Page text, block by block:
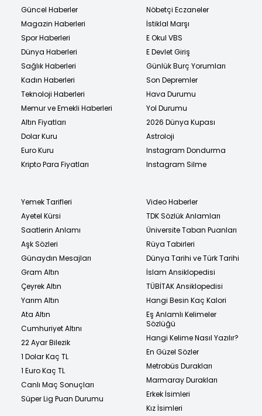
Güncel Haberler
Magazin Haberleri
Spor Haberleri
Dünya Haberleri
Sağlık Haberleri
Kadın Haberleri
Teknoloji Haberleri
Memur ve Emekli Haberleri
Altın Fiyatları
Dolar Kuru
Euro Kuru
Kripto Para Fiyatları
Nöbetçi Eczaneler
İstiklal Marşı
E Okul VBS
E Devlet Giriş
Günlük Burç Yorumları
Son Depremler
Hava Durumu
Yol Durumu
2026 Dünya Kupası
Astroloji
Instagram Dondurma
Instagram Silme
Yemek Tarifleri
Ayetel Kürsi
Saatlerin Anlamı
Aşk Sözleri
Günaydın Mesajları
Gram Altın
Çeyrek Altın
Yarım Altın
Ata Altın
Cumhuriyet Altını
22 Ayar Bilezik
1 Dolar Kaç TL
1 Euro Kaç TL
Canlı Maç Sonuçları
Süper Lig Puan Durumu
Video Haberler
TDK Sözlük Anlamları
Üniversite Taban Puanları
Rüya Tabirleri
Dünya Tarihi ve Türk Tarihi
İslam Ansiklopedisi
TÜBİTAK Ansiklopedisi
Hangi Besin Kaç Kalori
Eş Anlamlı Kelimeler
Sözlüğü
Hangi Kelime Nasıl Yazılır?
En Güzel Sözler
Metrobüs Durakları
Marmaray Durakları
Erkek İsimleri
Kız İsimleri